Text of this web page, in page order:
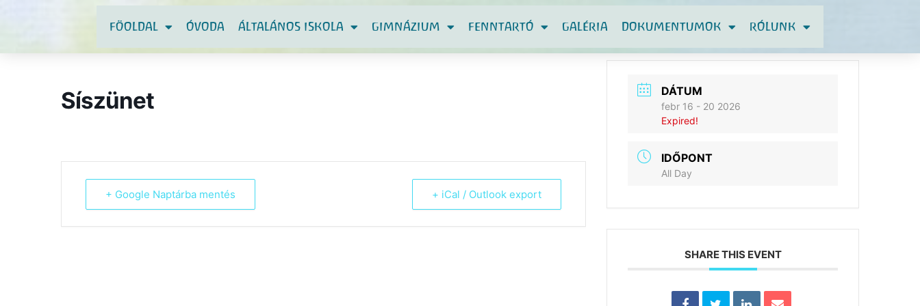
FÖOLDAL ÓVODA ÁLTALÁNOS ISKOLA GIMNÁZIUM FENNTARTÓ GALÉRIA DOKUMENTUMOK RÓLUNK
Síszünet
+ Google Naptárba mentés + iCal / Outlook export
DÁTUM
febr 16 - 20 2026
Expired!
IDŐPONT
All Day
SHARE THIS EVENT